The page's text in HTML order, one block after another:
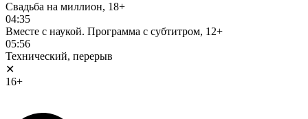
Свадьба на миллион, 18+
04:35
Вместе с наукой. Программа с субтитром, 12+
05:56
Технический, перерыв
✕
16+